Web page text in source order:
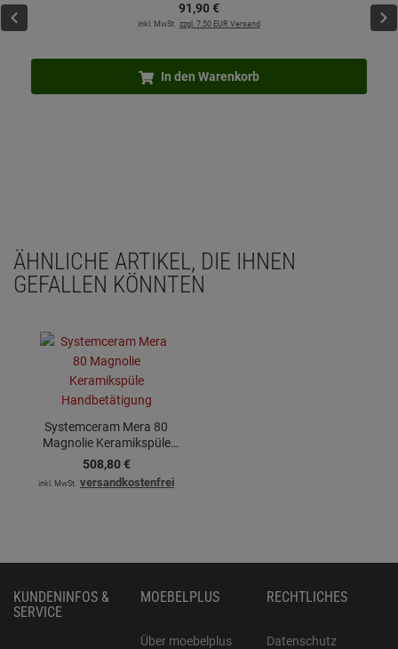
91,90€
inkl. MwSt. zzgl. 7.50 EUR Versand
In den Warenkorb
ÄHNLICHE ARTIKEL, DIE IHNEN
GEFALLEN KÖNNTEN
Systemceram Mera 80
Magnolie Keramikspüle
Handbetätigung
508,80 €
inkl. MwSt. versandkostenfrei
KUNDENINFOS &
SERVICE
MOEBELPLUS
Über moebelplus
RECHTLICHES
Datenschutz